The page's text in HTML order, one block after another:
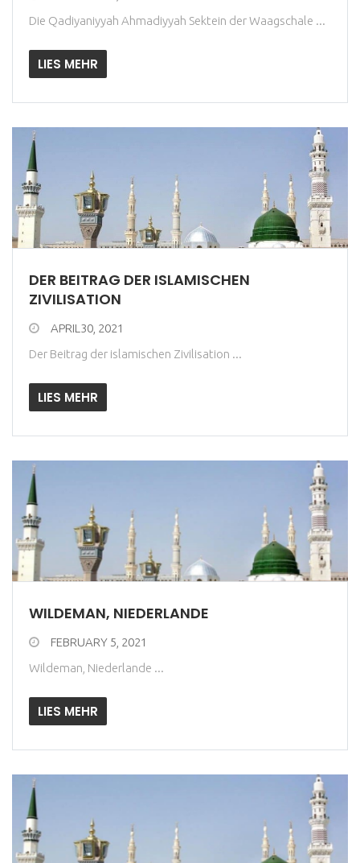
Die Qadiyaniyyah Ahmadiyyah Sektein der Waagschale ...
LIES MEHR
DER BEITRAG DER ISLAMISCHEN
ZIVILISATION
APRIL30, 2021
Der Beitrag der islamischen Zivilisation ...
LIES MEHR
WILDEMAN, NIEDERLANDE
FEBRUARY 5, 2021
Wildeman, Niederlande ...
LIES MEHR